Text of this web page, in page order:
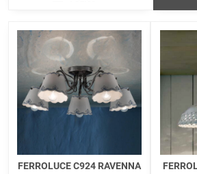
FERROLUCE C924 RAVENNA